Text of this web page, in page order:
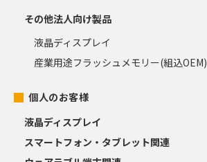
その他法人向け製品
液晶ディスプレイ
産業用途フラッシュメモリー(組込OEM)
個人のお客様
液晶ディスプレイ
スマートフォン・タブレット関連